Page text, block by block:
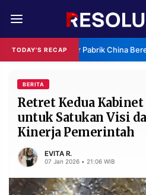
TODAY'S RECAPKlaster Pabrik China
REDAKSI TENTANG
RESOLUSI IKLAN
RUBRIKASI
EDITORIAL AKSARA
FINANSIA PERSONA
DAERAH NASIONAL
BERITA
Retret Kedua
untuk Satukan Visi
Kinerja Pemerintah
EVITA R.
07 Jan 2026 • 21:06 WIB